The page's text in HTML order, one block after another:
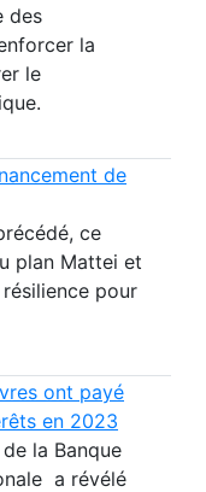
des
la
le
de
ce
plan Mattei et
pour
ont payé
en 2023
la Banque
a révélé